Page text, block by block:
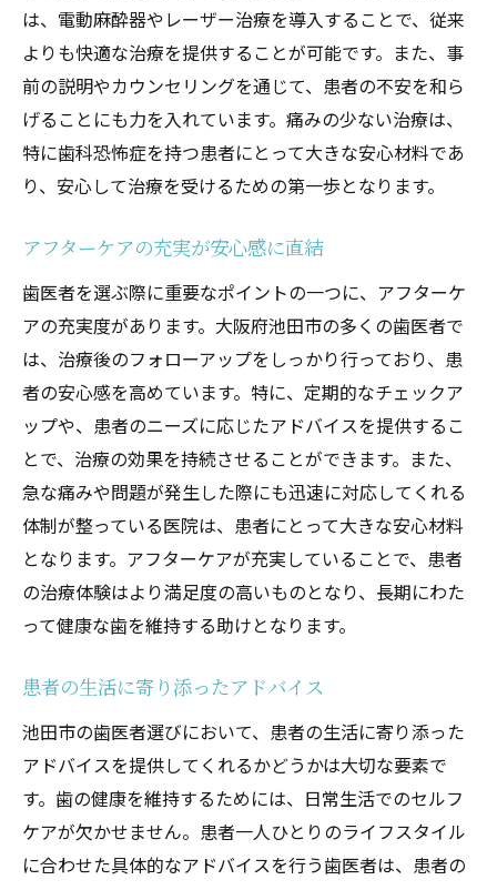
は、電動麻酔器やレーザー治療を導入することで、従来
よりも快適な治療を提供することが可能です。また、事
前の説明やカウンセリングを通じて、患者の不安を和ら
げることにも力を入れています。痛みの少ない治療は、
特に歯科恐怖症を持つ患者にとって大きな安心材料であ
り、安心して治療を受けるための第一歩となります。
アフターケアの充実が安心感に直結
歯医者を選ぶ際に重要なポイントの一つに、アフターケ
アの充実度があります。大阪府池田市の多くの歯医者で
は、治療後のフォローアップをしっかり行っており、患
者の安心感を高めています。特に、定期的なチェックア
ップや、患者のニーズに応じたアドバイスを提供するこ
とで、治療の効果を持続させることができます。また、
急な痛みや問題が発生した際にも迅速に対応してくれる
体制が整っている医院は、患者にとって大きな安心材料
となります。アフターケアが充実していることで、患者
の治療体験はより満足度の高いものとなり、長期にわた
って健康な歯を維持する助けとなります。
患者の生活に寄り添ったアドバイス
池田市の歯医者選びにおいて、患者の生活に寄り添った
アドバイスを提供してくれるかどうかは大切な要素で
す。歯の健康を維持するためには、日常生活でのセルフ
ケアが欠かせません。患者一人ひとりのライフスタイル
に合わせた具体的なアドバイスを行う歯医者は、患者の